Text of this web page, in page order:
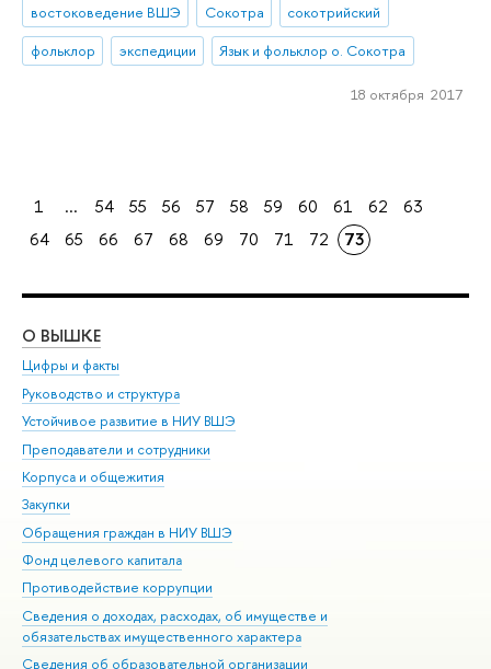
востоковедение ВШЭ
Сокотра
сокотрийский
фольклор
экспедиции Язык и фольклор о. Сокотра
18 октября 2017
1 ... 54 55 56 57 58 59 60 61 62
63
64
65 66 67 68 69 70 71 72 73
О ВЫШКЕ
Цифры и факты
Руководство и структура
Устойчивое развитие в НИУ ВШЭ
Преподаватели и сотрудники
Корпуса и общежития
Закупки
Обращения граждан в НИУ ВШЭ
Фонд целевого капитала
Противодействие коррупции
Сведения о доходах, расходах, об имуществе и
обязательствах имущественного характера
Сведения об образовательной организации